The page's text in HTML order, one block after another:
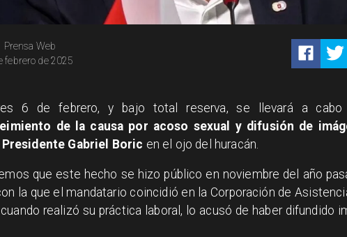
Prensa Web
febrero de 2025
6 de febrero, y bajo total reserva, se llevará a cabo
de la causa por acoso sexual y difusión de
Gabriel Boric en el ojo del huracán.
que este hecho se hizo público en noviembre del año
la que el mandatario coincidió en la Corporación de
realizó su práctica laboral, lo acusó de haber difundido